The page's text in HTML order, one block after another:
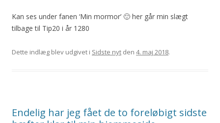
Kan ses under fanen ‘Min mormor’ 🙂 her går min slægt
tilbage til Tip20 i år 1280
Dette indlæg blev udgivet i Sidste nyt den 4. maj 2018.
Endelig har jeg fået de to foreløbigt sidste